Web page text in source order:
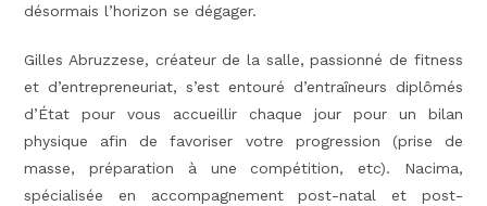
désormais l’horizon se dégager.
Gilles Abruzzese, créateur de la salle, passionné de fitness
et d’entrepreneuriat, s’est entouré d’entraîneurs diplômés
d’État pour vous accueillir chaque jour pour un bilan
physique afin de favoriser votre progression (prise de
masse, préparation à une compétition, etc). Nacima,
spécialisée en accompagnement post-natal et post-